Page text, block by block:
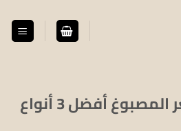
بلسم لوريال للشعر المصبوغ أفضل 3 أنواع